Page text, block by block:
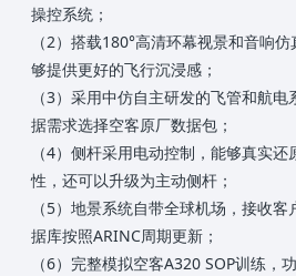
操控系统；
（2）搭载180°高清环幕视景和音响
够提供更好的飞行沉浸感；
（3）采用中仿自主研发的飞管和航
据需求选择空客原厂数据包；
（4）侧杆采用电动控制，能够真实
性，还可以升级为主动侧杆；
（5）地景系统自带全球机场，接收
据库按照ARINC周期更新；
（6）完整模拟空客A320 SOP训练，